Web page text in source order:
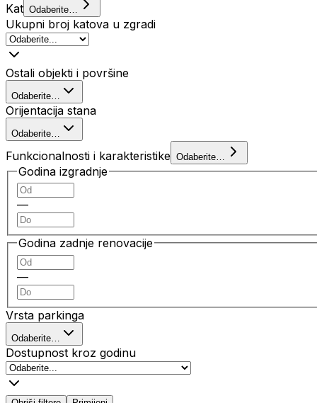
Kat Odaberite…
Ukupni broj katova u zgradi
Ostali objekti i površine
Odaberite…
Orijentacija stana
Odaberite…
Funkcionalnosti i karakteristike Odaberite…
Godina izgradnje
—
Godina zadnje renovacije
—
Vrsta parkinga
Odaberite…
Dostupnost kroz godinu